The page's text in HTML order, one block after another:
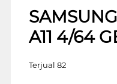
A11 4/64
Terjual 82